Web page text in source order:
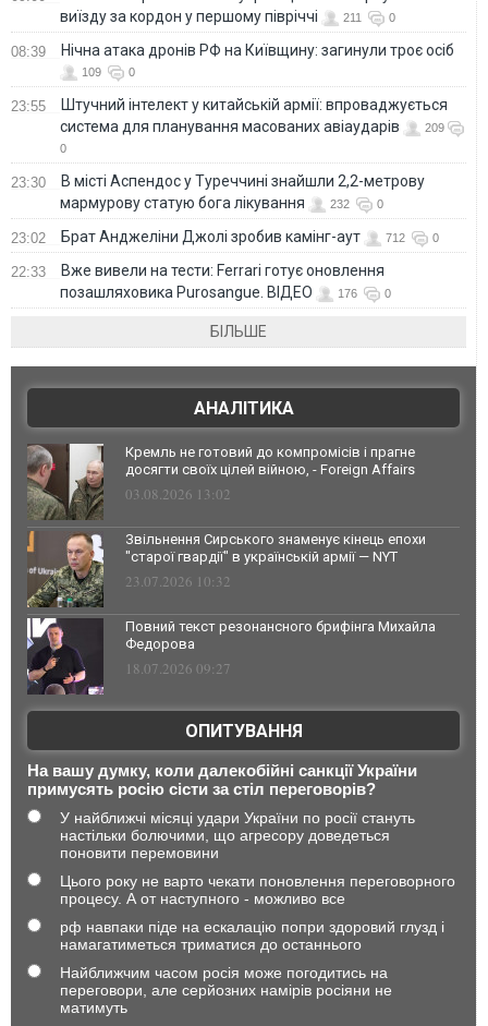
виїзду за кордон у першому півріччі
211 0
08:39 Нічна атака дронів РФ на Київщину: загинули троє осіб
109 0
23:55
Штучний інтелект у китайській армії: впроваджується
система для планування масованих авіаударів
209
0
23:30
В місті Аспендос у Туреччині знайшли 2,2-метрову
мармурову статую бога лікування
232 0
23:02 Брат Анджеліни Джолі зробив камінг-аут 712 0
22:33
Вже вивели на тести: Ferrari готує оновлення
позашляховика Purosangue. ВІДЕО
176 0
БІЛЬШЕ
АНАЛІТИКА
Кремль не готовий до компромісів і прагне
досягти своїх цілей війною, - Foreign Affairs
03.08.2026 13:02
Звільнення Сирського знаменує кінець епохи
"старої гвардії" в українській армії — NYT
23.07.2026 10:32
Повний текст резонансного брифінга Михайла
Федорова
18.07.2026 09:27
ОПИТУВАННЯ
На вашу думку, коли далекобійні санкції України
примусять росію сісти за стіл переговорів?
У найближчі місяці удари України по росії стануть
настільки болючими, що агресору доведеться
поновити перемовини
Цього року не варто чекати поновлення переговорного
процесу. А от наступного - можливо все
рф навпаки піде на ескалацію попри здоровий глузд і
намагатиметься триматися до останнього
Найближчим часом росія може погодитись на
переговори, але серйозних намірів росіяни не
матимуть